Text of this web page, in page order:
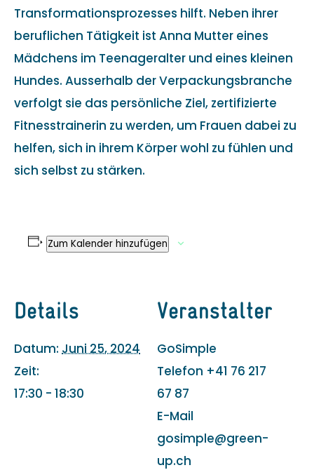
Transformationsprozesses hilft. Neben ihrer
beruflichen Tätigkeit ist Anna Mutter eines
Mädchens im Teenageralter und eines kleinen
Hundes. Ausserhalb der Verpackungsbranche
verfolgt sie das persönliche Ziel, zertifizierte
Fitnesstrainerin zu werden, um Frauen dabei zu
helfen, sich in ihrem Körper wohl zu fühlen und
sich selbst zu stärken.
Zum Kalender hinzufügen
Details
Datum: Juni 25, 2024
Zeit:
17:30 - 18:30
Veranstalter
GoSimple
Telefon +41 76 217
67 87
E-Mail
gosimple@green-
up.ch